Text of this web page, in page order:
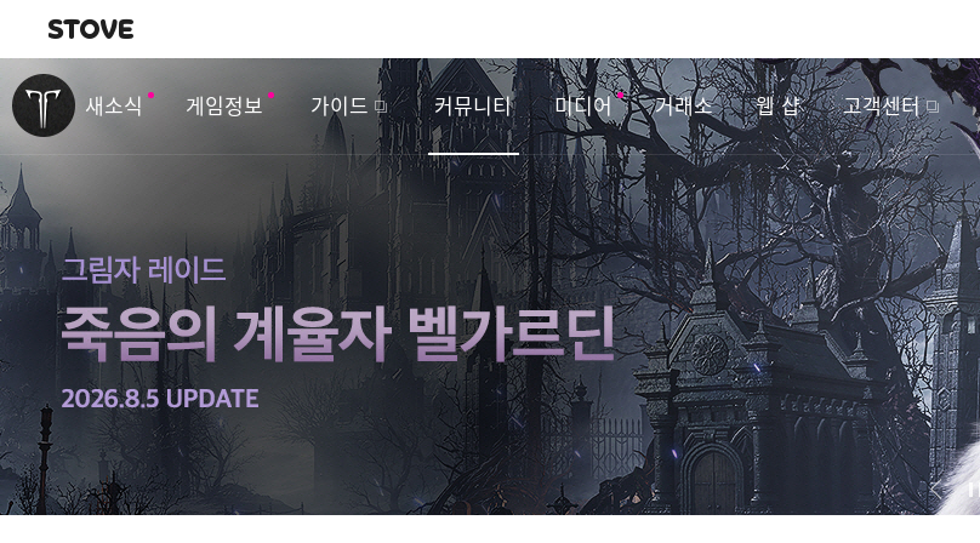
내비게이션
새소식 게임정보 가이드 커뮤니티 미디어 거래소 웹 샵 고객센터
벤
트
&
업
데
이
트